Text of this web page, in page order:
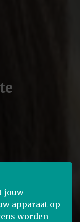
jouw
apparaat op
worden